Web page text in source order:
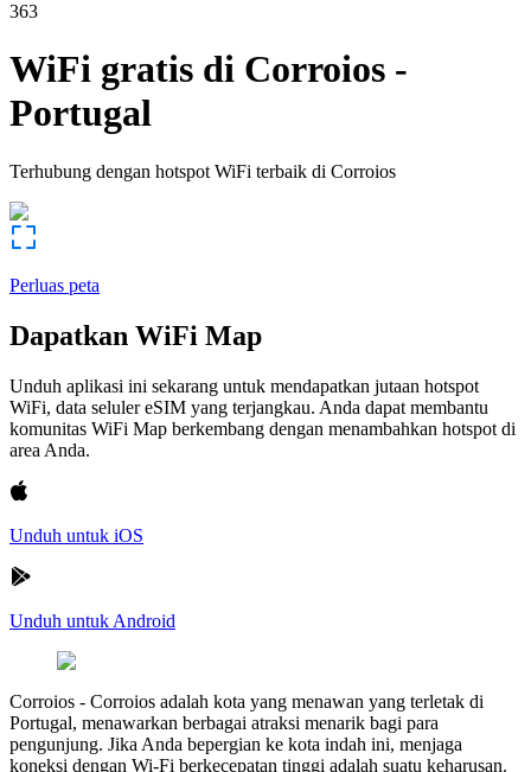
363
WiFi gratis di Corroios -
Portugal
Terhubung dengan hotspot WiFi terbaik di Corroios
Perluas peta
Dapatkan WiFi Map
Unduh aplikasi ini sekarang untuk mendapatkan jutaan hotspot
WiFi, data seluler eSIM yang terjangkau. Anda dapat membantu
komunitas WiFi Map berkembang dengan menambahkan hotspot di
area Anda.
Unduh untuk iOS
Unduh untuk Android
Corroios - Corroios adalah kota yang menawan yang terletak di
Portugal, menawarkan berbagai atraksi menarik bagi para
pengunjung. Jika Anda bepergian ke kota indah ini, menjaga
koneksi dengan Wi-Fi berkecepatan tinggi adalah suatu keharusan.